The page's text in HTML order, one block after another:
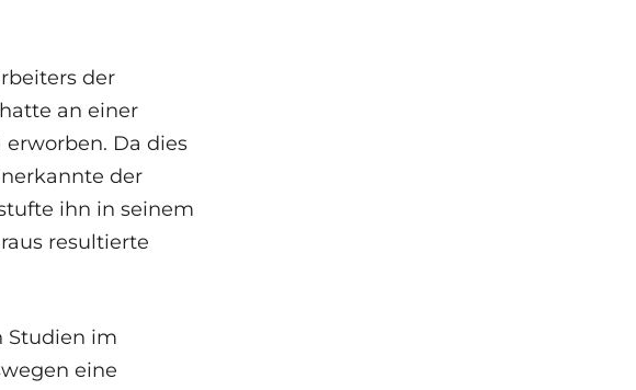
der
an einer
Da dies
der
ihn in seinem
resultierte
Studien im
eine